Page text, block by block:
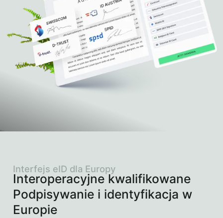
Interoperacyjne kwalifikowane
Podpisywanie i identyfikacja w
Europie
Interfejs eID dla Europy